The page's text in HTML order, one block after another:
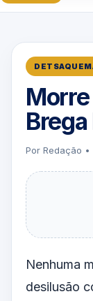
Morre
Por Redação
Nenhuma
desilusão